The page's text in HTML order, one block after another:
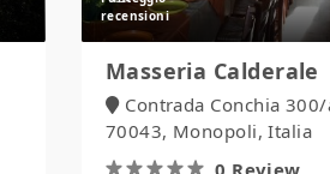
Masseria Calderale
Contrada Conchia 300/
70043, Monopoli, Italia
0 Review